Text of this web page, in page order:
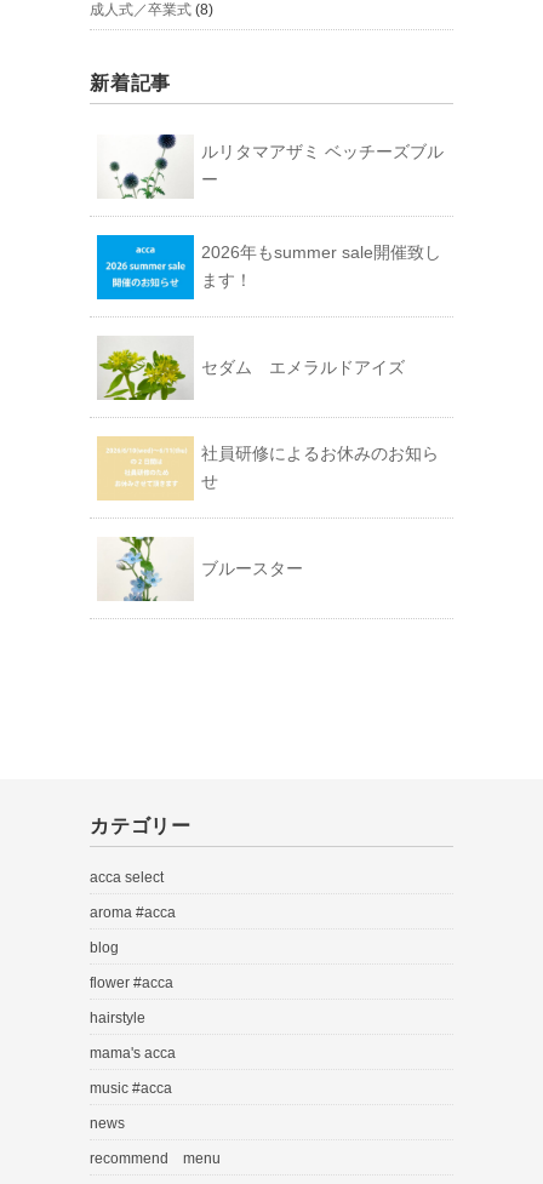
成人式／卒業式 (8)
新着記事
ルリタマアザミ ベッチーズブル
ー
2026年もsummer sale開催致し
ます！
セダム エメラルドアイズ
社員研修によるお休みのお知ら
せ
ブルースター
カテゴリー
acca select
aroma #acca
blog
flower #acca
hairstyle
mama's acca
music #acca
news
recommend menu